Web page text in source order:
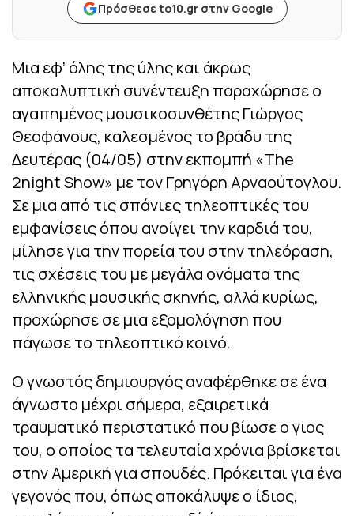
Πρόσθεσε to10.gr στην Google
Μια εφ’ όλης της ύλης και άκρως
αποκαλυπτική συνέντευξη παραχώρησε ο
αγαπημένος μουσικοσυνθέτης Γιώργος
Θεοφάνους, καλεσμένος το βράδυ της
Δευτέρας (04/05) στην εκπομπή «The
2night Show» με τον Γρηγόρη Αρναούτογλου.
Σε μια από τις σπάνιες τηλεοπτικές του
εμφανίσεις όπου ανοίγει την καρδιά του,
μίλησε για την πορεία του στην τηλεόραση,
τις σχέσεις του με μεγάλα ονόματα της
ελληνικής μουσικής σκηνής, αλλά κυρίως,
προχώρησε σε μια εξομολόγηση που
πάγωσε το τηλεοπτικό κοινό.
Ο γνωστός δημιουργός αναφέρθηκε σε ένα
άγνωστο μέχρι σήμερα, εξαιρετικά
τραυματικό περιστατικό που βίωσε ο γιος
του, ο οποίος τα τελευταία χρόνια βρίσκεται
στην Αμερική για σπουδές. Πρόκειται για ένα
γεγονός που, όπως αποκάλυψε ο ίδιος,